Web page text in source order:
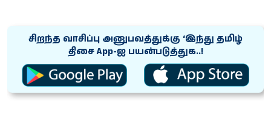
சிறந்த வாசிப்பு அனுபவத்துக்கு ‘இந்து தமிழ்
திசை App-ஐ பயன்படுத்துக..!